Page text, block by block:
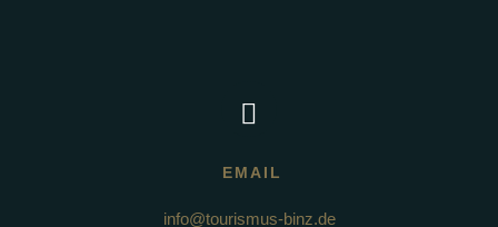
EMAIL
info@tourismus-binz.de